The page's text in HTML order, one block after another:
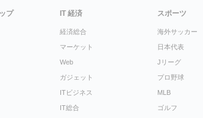
プ IT 経済
経済総合
マーケット
Web
ガジェット
ITビジネス
IT総合
スポーツ
海外サッカー
日本代表
Jリーグ
プロ野球
MLB
ゴルフ